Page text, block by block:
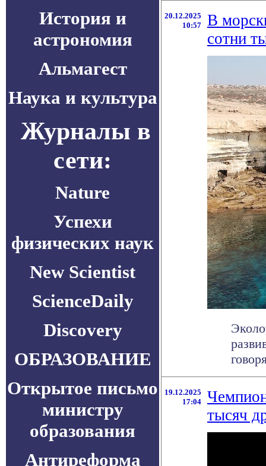
История и
астрономия
Альмагест
Наука и культура
Журналы в
сети:
Nature
Успехи
физических наук
New Scientist
ScienceDaily
Discovery
ОБРАЗОВАНИЕ
Открытое письмо
министру
образования
Антиреформа
20.12.2025
10:57
В
сотни
19.12.2025
17:04
тысяч